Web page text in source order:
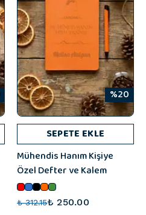
%20
SEPETE EKLE
Mühendis Hanım Kişiye
Özel Defter ve Kalem
₺ 312.15₺ 250.00